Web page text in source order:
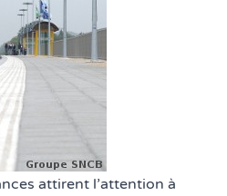
attirent l’attention à